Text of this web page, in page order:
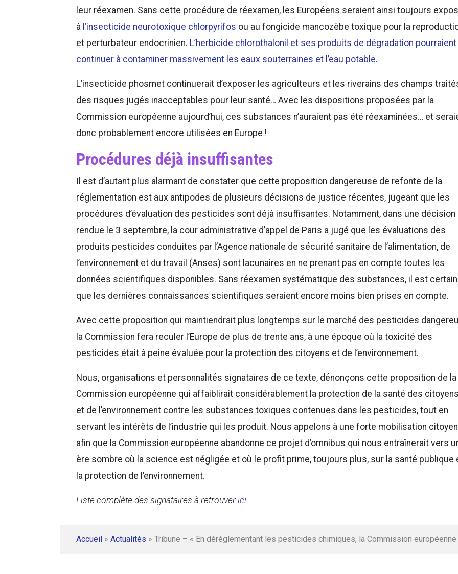
leur réexamen. Sans cette procédure de réexamen, les Européens seraient ainsi toujours
à l’insecticide neurotoxique chlorpyrifos ou au fongicide mancozèbe toxique pour la
et perturbateur endocrinien. L’herbicide chlorothalonil et ses produits de dégradation pourraient
continuer à contaminer massivement les eaux souterraines et l’eau potable.
L’insecticide phosmet continuerait d’exposer les agriculteurs et les riverains des champs
des risques jugés inacceptables pour leur santé… Avec les dispositions proposées par la
Commission européenne aujourd’hui, ces substances n’auraient pas été réexaminées… et
donc probablement encore utilisées en Europe !
Procédures déjà insuffisantes
Il est d’autant plus alarmant de constater que cette proposition dangereuse de refonte de la
réglementation est aux antipodes de plusieurs décisions de justice récentes, jugeant que les
procédures d’évaluation des pesticides sont déjà insuffisantes. Notamment, dans une décision
rendue le 3 septembre, la cour administrative d’appel de Paris a jugé que les évaluations des
produits pesticides conduites par l’Agence nationale de sécurité sanitaire de l’alimentation, de
l’environnement et du travail (Anses) sont lacunaires en ne prenant pas en compte toutes les
données scientifiques disponibles. Sans réexamen systématique des substances, il est certain
que les dernières connaissances scientifiques seraient encore moins bien prises en compte.
Avec cette proposition qui maintiendrait plus longtemps sur le marché des pesticides
la Commission fera reculer l’Europe de plus de trente ans, à une époque où la toxicité des
pesticides était à peine évaluée pour la protection des citoyens et de l’environnement.
Nous, organisations et personnalités signataires de ce texte, dénonçons cette proposition de la
Commission européenne qui affaiblirait considérablement la protection de la santé des citoyens
et de l’environnement contre les substances toxiques contenues dans les pesticides, tout en
servant les intérêts de l’industrie qui les produit. Nous appelons à une forte mobilisation
afin que la Commission européenne abandonne ce projet d’omnibus qui nous entraînerait vers
ère sombre où la science est négligée et où le profit prime, toujours plus, sur la santé publique
la protection de l’environnement.
Liste complète des signataires à retrouverici
Accueil » Actualités » Tribune – « En déréglementant les pesticides chimiques, la Commission